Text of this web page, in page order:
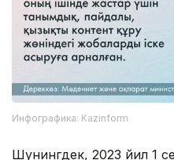
Инфографика: Kazinform
Шунингдек, 2023 йил 1